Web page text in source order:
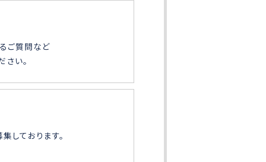
ご質問など
い。
しております。